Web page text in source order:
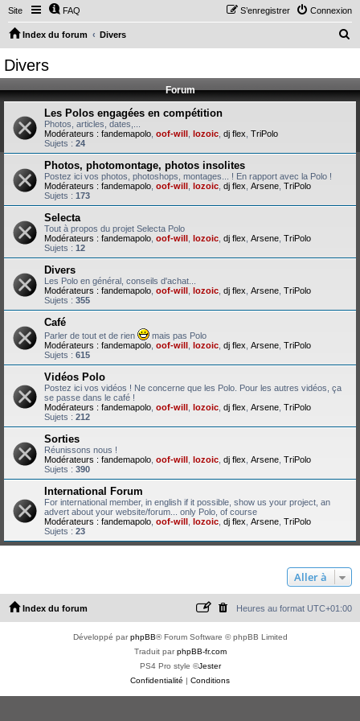
Site FAQ Connexion
S’enregistrer
Index du forum Divers
h
r
Divers
Forum
Les Polos engagées en compétition
Photos, articles, dates,...
Modérateurs : fandemapolo oof-will lozoic dj flex TriPolo
Sujets : 24
Photos, photomontage, photos insolites
Postez ici vos photos, photoshops, montages... ! En rapport avec la Polo !
Modérateurs : fandemapolo oof-will lozoic dj flex Arsene TriPolo
Sujets : 173
Selecta
Tout à propos du projet Selecta Polo
Modérateurs : fandemapolo oof-will lozoic dj flex Arsene TriPolo
Sujets : 12
Divers
Les Polo en général, conseils d'achat...
Modérateurs : fandemapolo oof-will lozoic dj flex Arsene TriPolo
Sujets : 355
Café
Parler de tout et de rien
mais pas Polo
Modérateurs : fandemapolo oof-will lozoic dj flex Arsene TriPolo
Sujets : 615
Vidéos Polo
Postez ici vos vidéos ! Ne concerne que les Polo. Pour les autres vidéos, ça
se passe dans le café !
Modérateurs : fandemapolo oof-will lozoic dj flex Arsene TriPolo
Sujets : 212
Sorties
Réunissons nous !
Modérateurs : fandemapolo oof-will lozoic dj flex Arsene TriPolo
Sujets : 390
International Forum
For international member, in english if it possible, show us your project, an
advert about your website/forum... only Polo, of course
Modérateurs : fandemapolo oof-will lozoic dj flex Arsene TriPolo
Sujets : 23
Aller à
Index du forum Heures au format UTC+01:00
Développé parphpBB® Forum Software © phpBB Limited
Traduit parphpBB-fr.com
PS4 Pro style ©Jester
Confidentialité | Conditions